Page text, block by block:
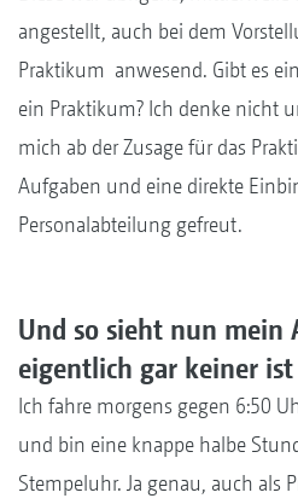
angestellt, auch bei dem
Praktikum anwesend. Gibt es
ein Praktikum? Ich denke nicht
mich ab der Zusage für das
Aufgaben und eine direkte
Personalabteilung gefreut.
Und so sieht nun mein
eigentlich gar keiner ist
Ich fahre morgens gegen 6:50
und bin eine knappe halbe
Stempeluhr. Ja genau, auch als